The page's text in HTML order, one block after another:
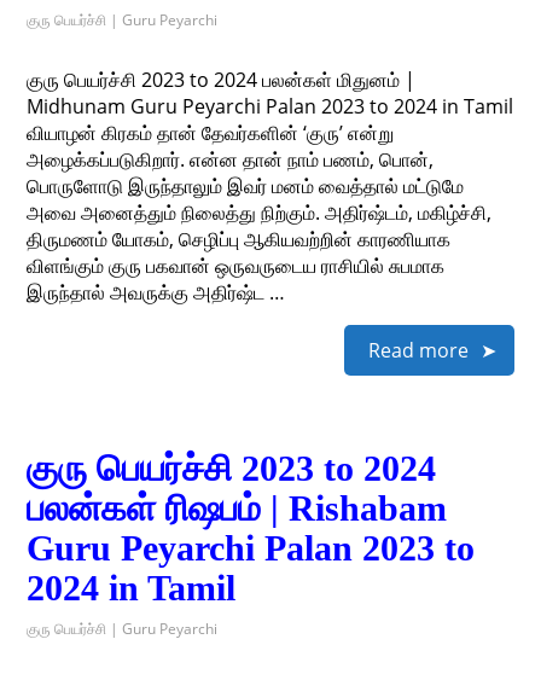
குரு பெயர்ச்சி | Guru Peyarchi
குரு பெயர்ச்சி 2023 to 2024 பலன்கள் மிதுனம் |
Midhunam Guru Peyarchi Palan 2023 to 2024 in Tamil
வியாழன் கிரகம் தான் தேவர்களின் ‘குரு’ என்று
அழைக்கப்படுகிறார். என்ன தான் நாம் பணம், பொன்,
பொருளோடு இருந்தாலும் இவர் மனம் வைத்தால் மட்டுமே
அவை அனைத்தும் நிலைத்து நிற்கும். அதிர்ஷ்டம், மகிழ்ச்சி,
திருமணம் யோகம், செழிப்பு ஆகியவற்றின் காரணியாக
விளங்கும் குரு பகவான் ஒருவருடைய ராசியில் சுபமாக
இருந்தால் அவருக்கு அதிர்ஷ்ட …
Read more
குரு பெயர்ச்சி 2023 to 2024
பலன்கள் ரிஷபம் | Rishabam
Guru Peyarchi Palan 2023 to
2024 in Tamil
குரு பெயர்ச்சி | Guru Peyarchi